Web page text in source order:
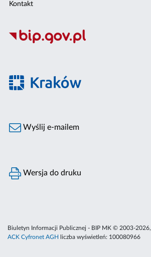
Kontakt
Wyślij e-mailem
Wersja do druku
Biuletyn Informacji Publicznej - BIP MK © 2003-2026,
ACK Cyfronet AGH
liczba wyświetleń: 100080966